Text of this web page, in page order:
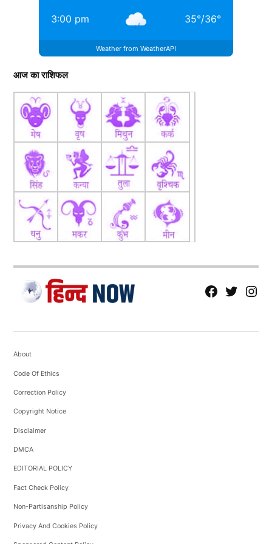
3:00 pm 35°/36°
Weather from WeatherAPI
आज का राशिफल
fb Tw tw
About
Code Of Ethics
Correction Policy
Copyright Notice
Disclaimer
DMCA
EDITORIAL POLICY
Fact Check Policy
Non-Partisanship Policy
Privacy And Cookies Policy